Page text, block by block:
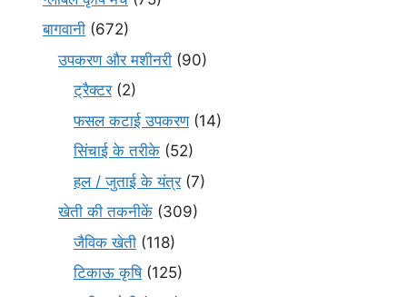
बागवानी (672)
उपकरण और मशीनरी (90)
ट्रैक्टर(2)
फसल कटाई उपकरण(14)
सिंचाई के तरीके (52)
हल / जुताई के यंत्र(7)
खेती की तकनीकें (309)
जैविक खेती (118)
टिकाऊ कृषि(125)